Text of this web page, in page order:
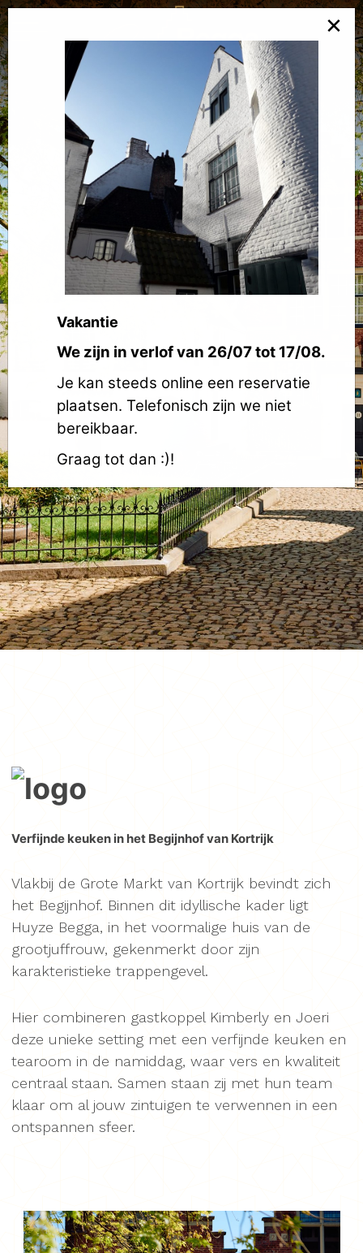
Verfijnde keuken in het Begijnhof van Kortrijk
Vlakbij de Grote Markt van Kortrijk bevindt zich
het Begijnhof. Binnen dit idyllische kader ligt
Huyze Begga, in het voormalige huis van de
grootjuffrouw, gekenmerkt door zijn
karakteristieke trappengevel.
Hier combineren gastkoppel Kimberly en Joeri
deze unieke setting met een verfijnde keuken en
tearoom in de namiddag, waar vers en kwaliteit
centraal staan. Samen staan zij met hun team
klaar om al jouw zintuigen te verwennen in een
ontspannen sfeer.
×
Vakantie
We zijn in verlof van 26/07 tot 17/08.
Je kan steeds online een reservatie
plaatsen. Telefonisch zijn we niet
bereikbaar.
Graag tot dan :)!